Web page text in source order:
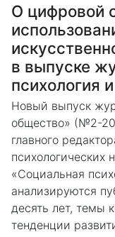
О цифровой
в выпуске
психология
Новый выпуск
общество» (№2-
главного
психологических
«Социальная
анализируются
десять лет, темы
тенденции